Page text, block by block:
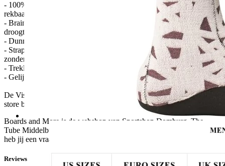
- 100% Super Stretch neopreen - lichter, warmer, zachter,
rekbaarder, gemakkelijker aan en uit te trekken
- Brain fuzz thermische hallow fiber voering isoleert warmte en
droogt snel
- Dunne softgrip zool voor een beter boardgevoel
- Strapless compressie panelen houden de boot strak om je voeten
zonder de beperkende klittenbandsluiting
- Treklipje op de hiel voor gemakkelijkere instap
- Gelijmde en blindgestikte naadconstructie
De Vissla collectie is online verkrijgbaar bij boardsandmore.eu en in
store bij Sportshop Domburg.
Boards and More is de webshop van Sportshop Domburg, The
Tube Middelburg en The Tube Women. Is jouw maat uitverkocht of
heb jij een vraag? Neem dan contact met onze klantenservice op.
Reviews